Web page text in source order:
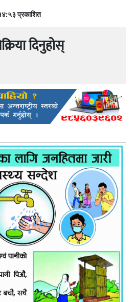
प्रकाशित
दिनुहोस्